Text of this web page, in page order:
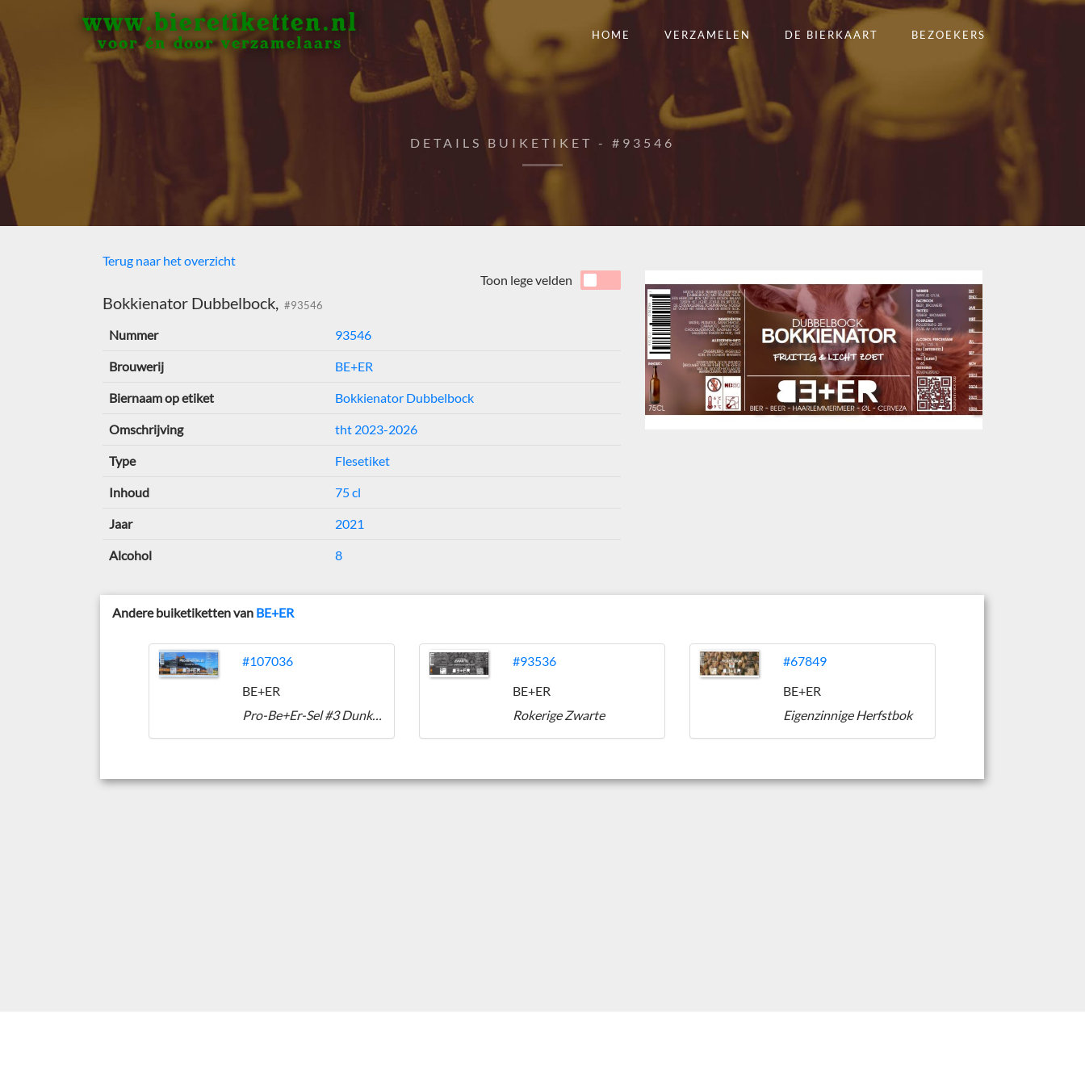
www.bieretiketten.nl
voor én door verzamelaars
HOME VERZAMELEN DE BIERKAART BEZOEKERS
DETAILS BUIKETIKET - #93546
Terug naar het overzicht
Bokkienator Dubbelbock, #93546
Toon lege velden
Nummer 93546
Brouwerij BE+ER
Biernaam op etiket Bokkienator Dubbelbock
Omschrijving tht 2023-2026
Type Flesetiket
Inhoud 75 cl
Jaar 2021
Alcohol 8
Andere buiketiketten van BE+ER
#107036
BE+ER
Pro-Be+Er-Sel #3 Dunkel Weizen
#93536
BE+ER
Rokerige Zwarte
#67849
BE+ER
Eigenzinnige Herfstbok